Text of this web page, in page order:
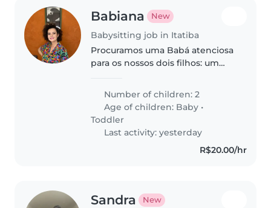
Babiana New
Babysitting job in Itatiba
Procuramos uma Babá atenciosa
para os nossos dois filhos: um
nossos filhos são inteligentes,
cheios de curiosidade e muito
carinhosos. Damos preferência..
Number of children: 2
Age of children: Baby •
Toddler
Last activity: yesterday
R$20.00/hr
Sandra New